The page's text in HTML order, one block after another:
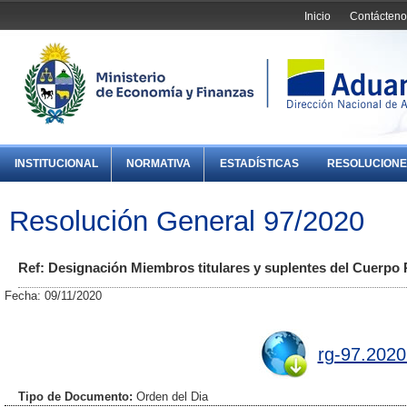
Inicio
INSTITUCIONAL NORMATIVA ESTADÍSTICAS
Resolución General 97/2020
Ref: Designación Miembros titulares y suplentes del Cuerpo
Fecha: 09/11/2020
rg-
Tipo de Documento: Orden del Dia